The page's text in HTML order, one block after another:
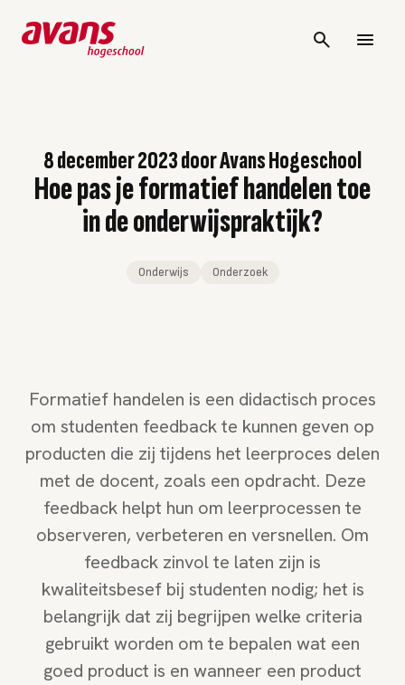
8 december 2023doorAvans Hogeschool
Hoe pas je formatief handelen toe
in de onderwijspraktijk?
Onderwijs Onderzoek
Formatief handelen is een didactisch proces
om studenten feedback te kunnen geven op
producten die zij tijdens het leerproces delen
met de docent, zoals een opdracht. Deze
feedback helpt hun om leerprocessen te
observeren, verbeteren en versnellen. Om
feedback zinvol te laten zijn is
kwaliteitsbesef bij studenten nodig; het is
belangrijk dat zij begrijpen welke criteria
gebruikt worden om te bepalen wat een
goed product is en wanneer een product